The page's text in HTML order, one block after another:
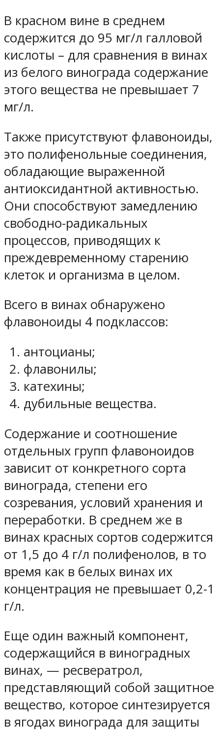
В красном вине в среднем
содержится до 95 мг/л галловой
кислоты – для сравнения в винах
из белого винограда содержание
этого вещества не превышает 7
мг/л.
Также присутствуют флавоноиды,
это полифенольные соединения,
обладающие выраженной
антиоксидантной активностью.
Они способствуют замедлению
свободно-радикальных
процессов, приводящих к
преждевременному старению
клеток и организма в целом.
Всего в винах обнаружено
флавоноиды 4 подклассов:
антоцианы;
флавонилы;
катехины;
дубильные вещества.
Содержание и соотношение
отдельных групп флавоноидов
зависит от конкретного сорта
винограда, степени его
созревания, условий хранения и
переработки. В среднем же в
винах красных сортов содержится
от 1,5 до 4 г/л полифенолов, в то
время как в белых винах их
концентрация не превышает 0,2-1
г/л.
Еще один важный компонент,
содержащийся в виноградных
винах, — ресвератрол,
представляющий собой защитное
вещество, которое синтезируется
в ягодах винограда для защиты